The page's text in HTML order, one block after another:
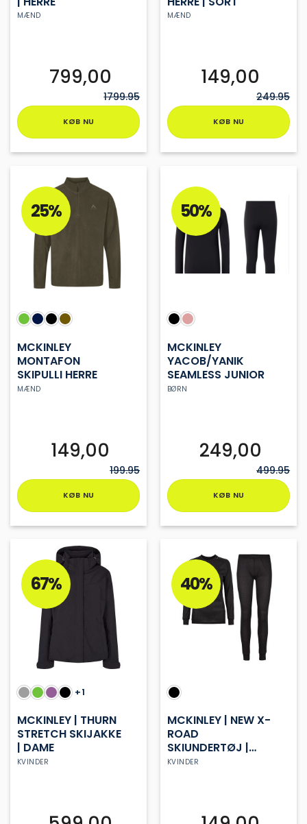
MÆND
KØB NU
flere
varianter.
Mulighederne
vælges
varesiden
1799.95
799,00
MÆND
KØB NU
varianter.
Mulighederne
kan
vælges
på
varesiden
249.95
149,00
25%
MÆND
MCKINLEY
MONTAFON
SKIPULLI HERRE
KØB NU
vare
har
flere
varianter.
Mulighederne
vælges
varesiden
199.95
149,00
50%
BØRN
MCKINLEY
YACOB/YANIK
SEAMLESS JUNIOR
KØB NU
vare
flere
varianter.
Mulighederne
kan
vælges
varesiden
499.95
249,00
67%
+1
KVINDER
MCKINLEY | THURN
STRETCH SKIJAKKE
| DAME
40%
KVINDER
MCKINLEY | NEW X-
ROAD
SKIUNDERTØJ |
DAME